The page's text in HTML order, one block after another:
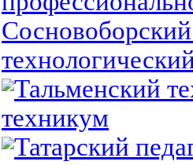
Тальменский
техникум
Татарский